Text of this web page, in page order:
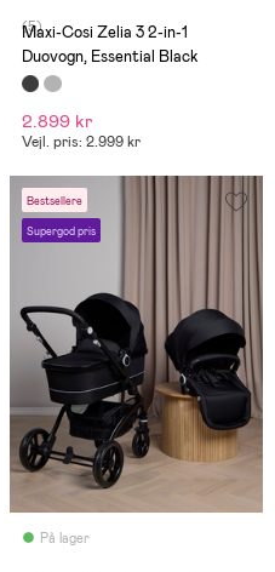
(5)
Maxi-Cosi Zelia 3 2-in-1
Duovogn, Essential Black
2.899 kr
Vejl. pris: 2.999 kr
Bestsellere
Supergod pris
På lager